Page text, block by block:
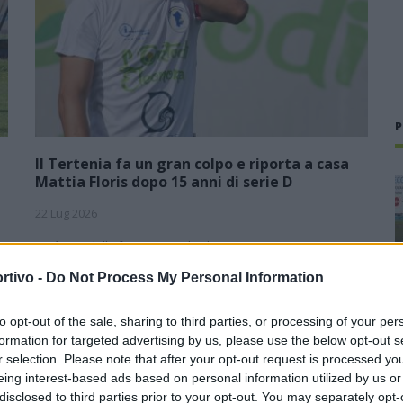
- Do Not Process My Personal Information
opt-out of the sale, sharing to third parties, or processing of your
for targeted advertising by us, please use the below opt-out
selection. Please note that after your opt-out request is processed
interest-based ads based on personal information utilized by us
to third parties prior to your opt-out. You may separately
Il Tertenia fa un gran colpo e riporta a casa
Mattia Floris dopo 15 anni di serie D
22 Lug 2026
Sarà una delle favorite per il salto in Promozione. La
categoria e l'ultimo colpo degli ogliastrini fa rumore perché a
Il Pirri si riaffida alle mani esperte di
Busanca: «Ė il ritorno a una storia
d’amore rimasta solo in pausa»
2 Giu 2026